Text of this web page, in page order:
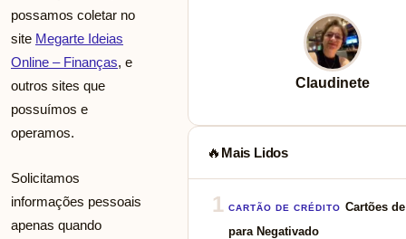
possamos coletar no
site Megarte Ideias
Online – Finanças, e
outros sites que
possuímos e
operamos.
Solicitamos
informações pessoais
apenas quando
Claudinete
🔥 Mais Lidos
1 CARTÃO DE CRÉDITO Cartões
para Negativado